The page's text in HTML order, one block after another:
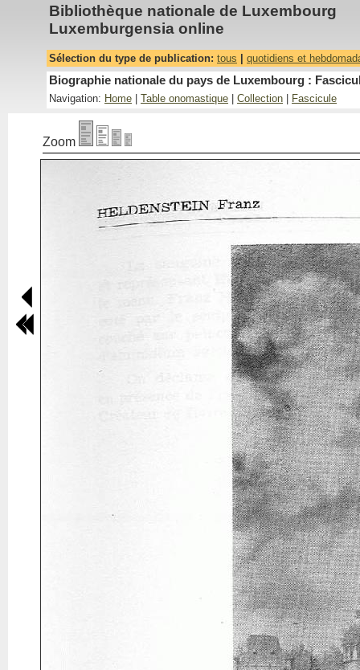
Bibliothèque nationale de Luxembourg
Luxemburgensia online
Sélection du type de publication: tous quotidiens et
Biographie nationale du pays de Luxembourg :
Navigation: Home Table onomastique Collection Fascicule
Zoom